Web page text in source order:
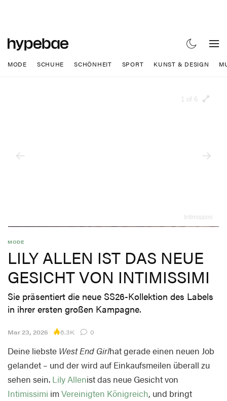
MODE SCHUHE SCHÖNHEIT SPORT KUNST & DESIGN
1 of 6
Intimissimi
MODE
LILY ALLEN IST DAS NEUE
GESICHT VON INTIMISSIMI
Sie präsentiert die neue SS26-Kollektion des Labels
in ihrer ersten großen Kampagne.
Mar 23, 2026 6.3K 0
Deine liebste West End Girlhat gerade einen neuen Job
gelandet – und der wird auf Einkaufsmeilen überall zu
sehen sein. Lily Allenist das neue Gesicht von
Intimissimi im Vereinigten Königreich, und bringt